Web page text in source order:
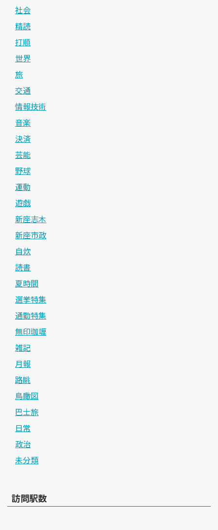
社会
精読
打順
世界
旅
交通
情報技術
音楽
決済
芸能
野球
運動
遊戯
新座志木
新座市政
自炊
読書
夏時間
選挙特集
通勤特集
無印珈竰
雑記
月報
路眺
鳥瞰図
巴士旅
日常
政治
未分類
訪問駅数